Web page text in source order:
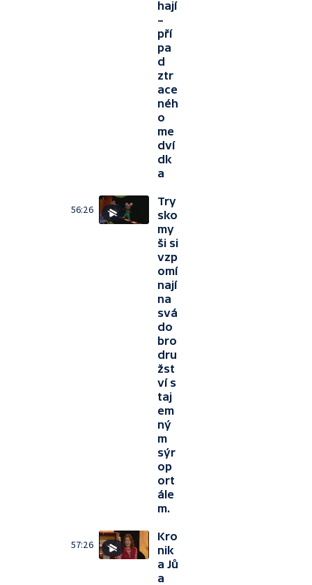
hají
–
pří
pa
d
ztr
ace
néh
o
me
dví
dk
a
56:26
Try
sko
my
ši si
vzp
omí
nají
na
svá
do
bro
dru
žst
ví s
taj
em
ný
m
sýr
op
ort
ále
m.
57:26
Kro
nik
a Jů
a